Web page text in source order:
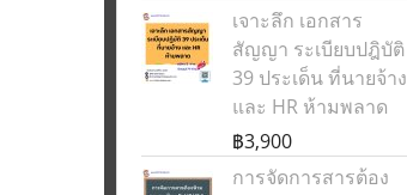
เจาะลึก เอกสาร
สัญญา ระเบียบปฎิบัติ
39 ประเด็น ที่นายจ้าง
และ HR ห้ามพลาด
฿3,900
การจัดการสารต้อง